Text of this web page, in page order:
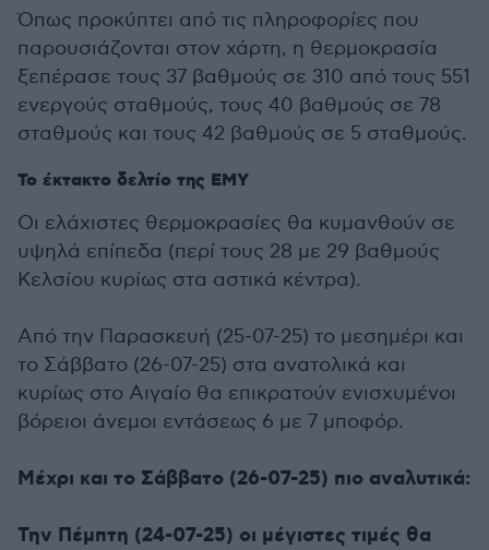
Όπως προκύπτει από τις πληροφορίες που
παρουσιάζονται στον χάρτη, η θερμοκρασία
ξεπέρασε τους 37 βαθμούς σε 310 από τους 551
ενεργούς σταθμούς, τους 40 βαθμούς σε 78
σταθμούς και τους 42 βαθμούς σε 5 σταθμούς.
Το έκτακτο δελτίο της ΕΜΥ
Οι ελάχιστες θερμοκρασίες θα κυμανθούν σε
υψηλά επίπεδα (περί τους 28 με 29 βαθμούς
Κελσίου κυρίως στα αστικά κέντρα).
Από την Παρασκευή (25-07-25) το μεσημέρι και
το Σάββατο (26-07-25) στα ανατολικά και
κυρίως στο Αιγαίο θα επικρατούν ενισχυμένοι
βόρειοι άνεμοι εντάσεως 6 με 7 μποφόρ.
Μέχρι και το Σάββατο (26-07-25) πιο αναλυτικά:
Την Πέμπτη (24-07-25) οι μέγιστες τιμές θα